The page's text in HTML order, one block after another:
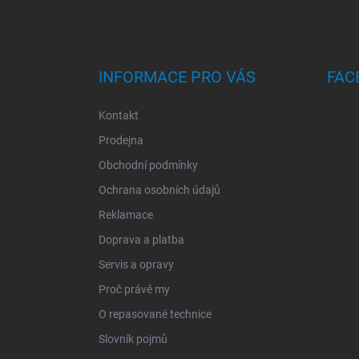
INFORMACE PRO VÁS
Kontakt
Prodejna
Obchodní podmínky
Ochrana osobních údajů
Reklamace
Doprava a platba
Servis a opravy
Proč právě my
O repasované technice
Slovník pojmů